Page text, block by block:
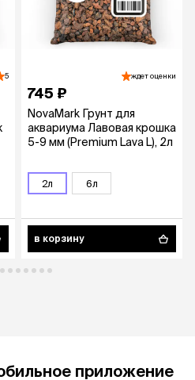
5 ждет оценки
745 ₽
NovaMark Грунт для
аквариума Лавовая крошка
5-9 мм (Premium Lava L), 2л
2л 6л
в корзину
приложение